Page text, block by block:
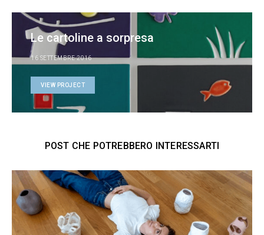
Le cartoline a sorpresa
16 SETTEMBRE 2016
VIEW PROJECT
POST CHE POTREBBERO INTERESSARTI